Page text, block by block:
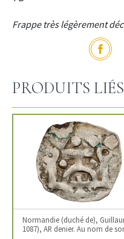
Frappe très légèrement
PRODUITS LIÉS
Normandie (duché de),
1087), AR denier. Au nom de